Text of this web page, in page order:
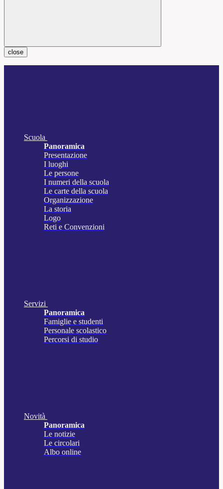
close
Scuola
Panoramica
Presentazione
I luoghi
Le persone
I numeri della scuola
Le carte della scuola
Organizzazione
La storia
Logo
Reti e Convenzioni
Servizi
Panoramica
Famiglie e studenti
Personale scolastico
Percorsi di studio
Novità
Panoramica
Le notizie
Le circolari
Albo online